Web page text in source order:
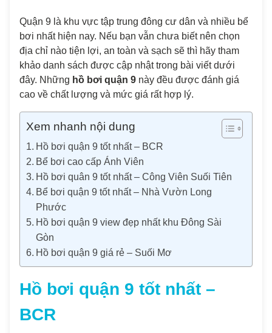
Quận 9 là khu vực tập trung đông cư dân và nhiều bể
bơi nhất hiện nay. Nếu bạn vẫn chưa biết nên chọn
địa chỉ nào tiện lợi, an toàn và sạch sẽ thì hãy tham
khảo danh sách được cập nhật trong bài viết dưới
đây. Những hồ bơi quận 9 này đều được đánh giá
cao về chất lượng và mức giá rất hợp lý.
Xem nhanh nội dung
Hồ bơi quận 9 tốt nhất – BCR
Bể bơi cao cấp Ánh Viên
Hồ bơi quân 9 tốt nhất – Công Viên Suối Tiên
Bể bơi quận 9 tốt nhất – Nhà Vườn Long
Phước
Hồ bơi quận 9 view đẹp nhất khu Đông Sài
Gòn
Hồ bơi quận 9 giá rẻ – Suối Mơ
Hồ bơi quận 9 tốt nhất –
BCR